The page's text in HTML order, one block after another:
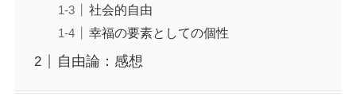
社会的自由
幸福の要素としての個性
自由論：感想